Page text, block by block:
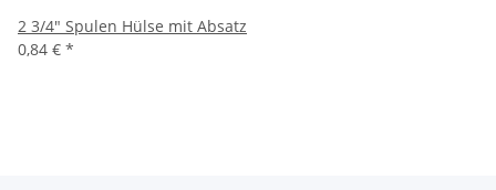
2 3/4" Spulen Hülse mit Absatz
0,84 € *